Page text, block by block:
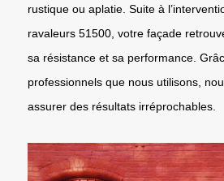
rustique ou aplatie. Suite à
ravaleurs 51500, votre façade
sa résistance et sa performance.
professionnels que nous utilisons,
assurer des résultats irréprochables.